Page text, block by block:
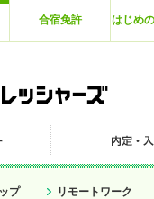
合宿免許 はじめ
プ リモートワーク